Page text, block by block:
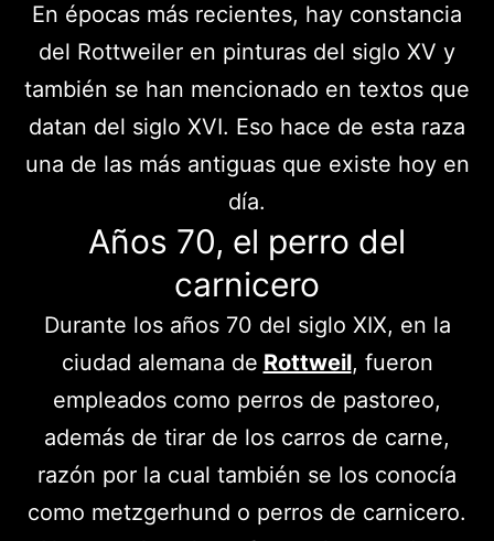
En épocas más recientes, hay constancia
del Rottweiler en pinturas del siglo XV y
también se han mencionado en textos que
datan del siglo XVI. Eso hace de esta raza
una de las más antiguas que existe hoy en
día.
Años 70, el perro del
carnicero
Durante los años 70 del siglo XIX, en la
ciudad alemana de Rottweil, fueron
empleados como perros de pastoreo,
además de tirar de los carros de carne,
razón por la cual también se los conocía
como metzgerhund o perros de carnicero.